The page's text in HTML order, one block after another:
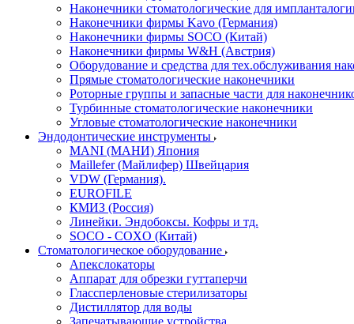
Наконечники стоматологические для
Наконечники фирмы Kavo (Германия)
Наконечники фирмы SOCO (Китай)
Наконечники фирмы W&H (Австрия)
Оборудование и средства для тех.обслуживания
Прямые стоматологические наконечники
Роторные группы и запасные части для
Турбинные стоматологические наконечники
Угловые стоматологические наконечники
Эндодонтические инструменты
MANI (МАНИ) Япония
Maillefer (Майлифер) Швейцария
VDW (Германия).
EUROFILE
КМИЗ (Россия)
Линейки. Эндобоксы. Кофры и тд.
SOCO - COXO (Китай)
Стоматологическое оборудование
Апекслокаторы
Аппарат для обрезки гуттаперчи
Глассперленовые стерилизаторы
Дистиллятор для воды